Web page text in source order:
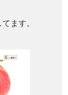
ます。